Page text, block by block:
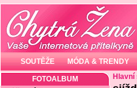
SOUTĚŽE MÓDA & TRENDY
FOTOALBUM Hlavní